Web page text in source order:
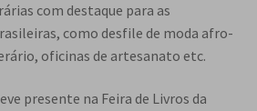
com destaque para as
como desfile de moda afro-
oficinas de artesanato etc.
presente na Feira de Livros da